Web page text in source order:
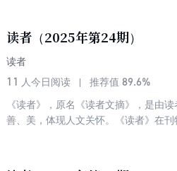
快的阅读中陶冶情操、净化心灵！具有
读者（2025年第24期）
读者
11 人今日阅读 推荐值 89.6%
《读者》，原名《读者文摘》，是由
善、美，体现人文关怀。《读者》在